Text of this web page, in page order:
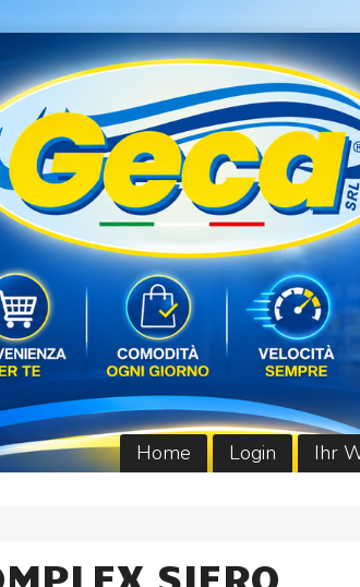
Home Login Ihr
SIERO